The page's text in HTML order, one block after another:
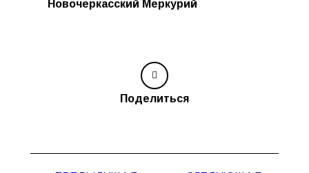
Новочеркасский Меркурий
Поделиться